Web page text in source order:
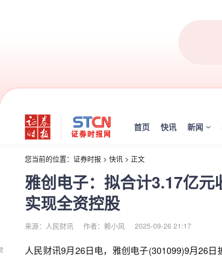
首页 快讯 新闻
您当前的位置： 证券时报 > 快讯 > 正文
雅创电子：拟合计3.17亿
实现全资控股
来源：人民财讯 作者：赖小风 2025-09-26 21:17
人民财讯9月26日电， 雅创电子(301099)9月26